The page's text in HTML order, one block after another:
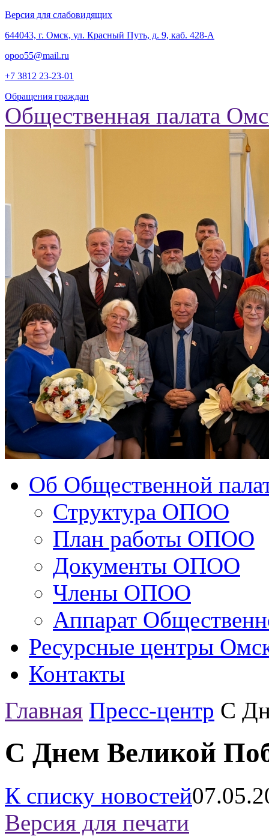
Версия для слабовидящих
‎644043, г. Омск, ул. Красный Путь, д. 9, каб. 428-А
opoo55@mail.ru
+7 3812 23-23-01
Обращения граждан
Общественная палата
Об Общественной
Структура ОПОО
План работы ОПОО
Документы ОПОО
Члены ОПОО
Аппарат
Ресурсные центры
Контакты
Главная Пресс-центр С
С Днем Великой
К списку новостей
Версия для печати